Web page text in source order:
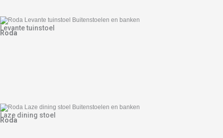
Levante tuinstoel
Roda
Laze dining stoel
Roda